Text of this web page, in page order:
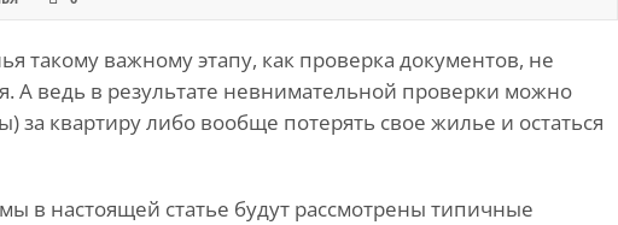
такому важному этапу, как проверка документов, не
А ведь в результате невнимательной проверки можно
за квартиру либо вообще потерять свое жилье и остаться
в настоящей статье будут рассмотрены типичные